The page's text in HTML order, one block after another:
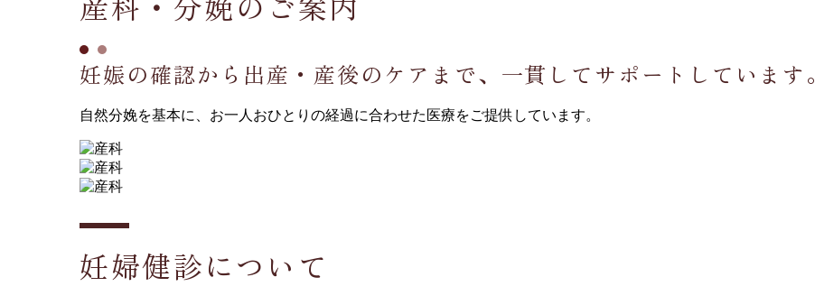
妊娠の確認から出産・産後のケアまで、一貫してサポートしています。
自然分娩を基本に、お一人おひとりの経過に合わせた医療をご提供しています。
妊婦健診について